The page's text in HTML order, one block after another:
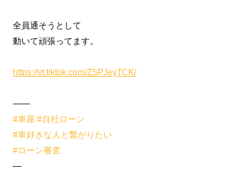
全員通そうとして
動いて頑張ってます。
https://vt.tiktok.com/ZSPJeyTCK/
——
#車屋 #自社ローン
#車好きな人と繋がりたい
#ローン審査
—